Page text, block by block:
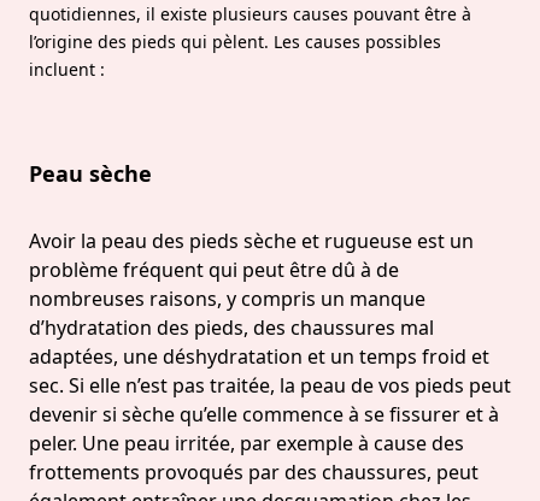
quotidiennes, il existe plusieurs causes pouvant être à
l’origine des pieds qui pèlent. Les causes possibles
incluent :
Peau sèche
Avoir la peau des pieds sèche et rugueuse est un
problème fréquent qui peut être dû à de
nombreuses raisons, y compris un manque
d’hydratation des pieds, des chaussures mal
adaptées, une déshydratation et un temps froid et
sec. Si elle n’est pas traitée, la peau de vos pieds peut
devenir si sèche qu’elle commence à se fissurer et à
peler. Une peau irritée, par exemple à cause des
frottements provoqués par des chaussures, peut